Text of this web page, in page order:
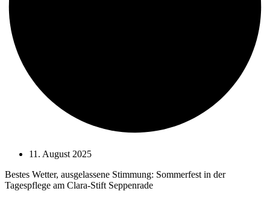
11. August 2025
Bestes Wetter, ausgelassene Stimmung: Sommerfest in der
Tagespflege am Clara-Stift Seppenrade